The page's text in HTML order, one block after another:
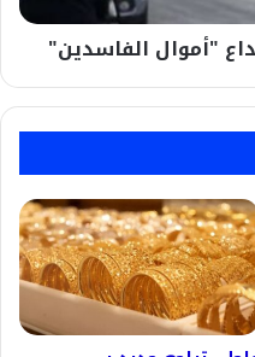
"أموال الفاسدين"